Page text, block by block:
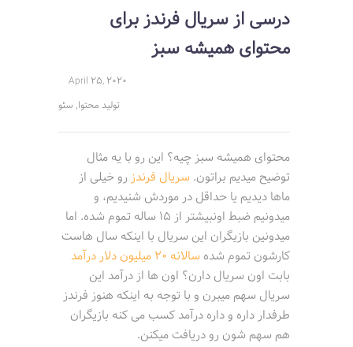
درسی از سریال فرندز برای
محتوای همیشه سبز
April 25, 2020
تولید محتوا, سئو
محتوای همیشه سبز چیه؟ این رو با یه مثال
توضیح میدیم براتون. سریال فرندز رو خیلی از
ماها دیدیم یا حداقل در موردش شنیدیم، و
میدونیم ضبط اونبیشتر از 15 ساله تموم شده. اما
میدونین بازیگران این سریال با اینکه سال هاست
کارشون تموم شده سالانه 20 میلیون دلار درآمد
بابت اون سریال دارن؟ اون ها از درآمد این
سریال سهم میبرن و با توجه به اینکه هنوز فرندز
طرفدار داره و داره درآمد کسب می کنه بازیگران
هم سهم شون رو دریافت میکنن.